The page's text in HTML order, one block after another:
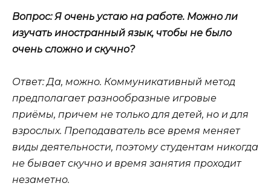
Вопрос: Я очень устаю на работе. Можно ли
изучать иностранный язык, чтобы не было
очень сложно и скучно?
Ответ: Да, можно. Коммуникативный метод
предполагает разнообразные игровые
приёмы, причем не только для детей, но и для
взрослых. Преподаватель все время меняет
виды деятельности, поэтому студентам никогда
не бывает скучно и время занятия проходит
незаметно.